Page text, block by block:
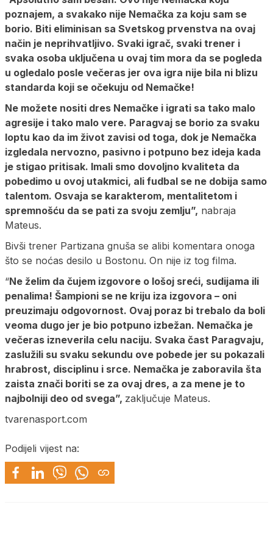
poznajem, a svakako nije Nemačka za koju sam se
borio. Biti eliminisan sa Svetskog prvenstva na ovaj
način je neprihvatljivo. Svaki igrač, svaki trener i
svaka osoba uključena u ovaj tim mora da se pogleda
u ogledalo posle večeras jer ova igra nije bila ni blizu
standarda koji se očekuju od Nemačke!
Ne možete nositi dres Nemačke i igrati sa tako malo
agresije i tako malo vere. Paragvaj se borio za svaku
loptu kao da im život zavisi od toga, dok je Nemačka
izgledala nervozno, pasivno i potpuno bez ideja kada
je stigao pritisak. Imali smo dovoljno kvaliteta da
pobedimo u ovoj utakmici, ali fudbal se ne dobija samo
talentom. Osvaja se karakterom, mentalitetom i
spremnošću da se pati za svoju zemlju”, nabraja
Mateus.
Bivši trener Partizana gnuša se alibi komentara onoga
što se noćas desilo u Bostonu. On nije iz tog filma.
“Ne želim da čujem izgovore o lošoj sreći, sudijama ili
penalima! Šampioni se ne kriju iza izgovora – oni
preuzimaju odgovornost. Ovaj poraz bi trebalo da boli
veoma dugo jer je bio potpuno izbežan. Nemačka je
večeras izneverila celu naciju. Svaka čast Paragvaju,
zaslužili su svaku sekundu ove pobede jer su pokazali
hrabrost, disciplinu i srce. Nemačka je zaboravila šta
zaista znači boriti se za ovaj dres, a za mene je to
najbolniji deo od svega”, zaključuje Mateus.
tvarenasport.com
Podijeli vijest na: